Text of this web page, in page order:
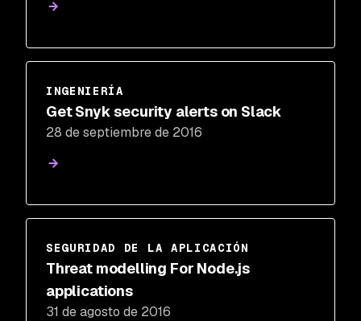
INGENIERÍA
Get Snyk security alerts on Slack
28 de septiembre de 2016
SEGURIDAD DE LA APLICACIÓN
Threat modelling For Node.js
applications
31 de agosto de 2016